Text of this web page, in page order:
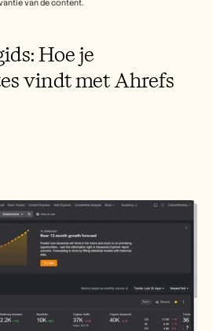
van de content.
Hoe je
vindt met Ahrefs